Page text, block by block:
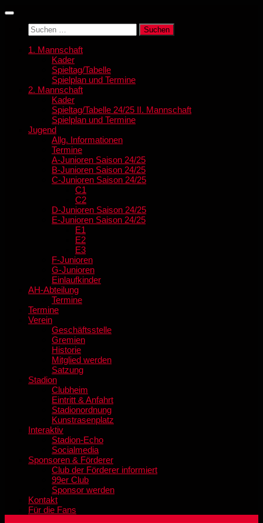
Zum
springenSuchen
nach:
1. Mannschaft
Kader
Spieltag/Tabelle
Spielplan und Termine
2. Mannschaft
Kader
Spieltag/Tabelle 24/25 II. Mannschaft
Spielplan und Termine
Jugend
Allg. Informationen
Termine
A-Junioren Saison 24/25
B-Junioren Saison 24/25
C-Junioren Saison 24/25
C1
C2
D-Junioren Saison 24/25
E-Junioren Saison 24/25
E1
E2
E3
F-Junioren
G-Junioren
Einlaufkinder
AH-Abteilung
Termine
Termine
Verein
Geschäftsstelle
Gremien
Historie
Mitglied werden
Satzung
Stadion
Clubheim
Eintritt & Anfahrt
Stadionordnung
Kunstrasenplatz
Interaktiv
Stadion-Echo
Socialmedia
Sponsoren & Förderer
Club der Förderer informiert
99er Club
Sponsor werden
Kontakt
Für die Fans